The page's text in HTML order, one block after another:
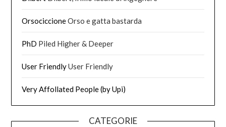
OrsociccioneOrso e gatta bastarda
PhD Piled Higher & Deeper
User FriendlyUser Friendly
Very Affollated People (by Upi)
CATEGORIE